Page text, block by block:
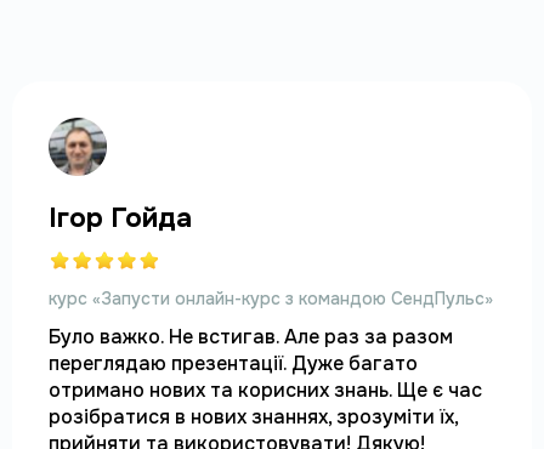
Ігор Гойда
курс «Запусти онлайн-курс з командою СендПульс»
Було важко. Не встигав. Але раз за разом
переглядаю презентації. Дуже багато
отримано нових та корисних знань. Ще є час
розібратися в нових знаннях, зрозуміти їх,